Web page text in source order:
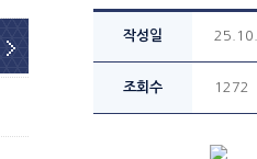
작성일
조회수 1272